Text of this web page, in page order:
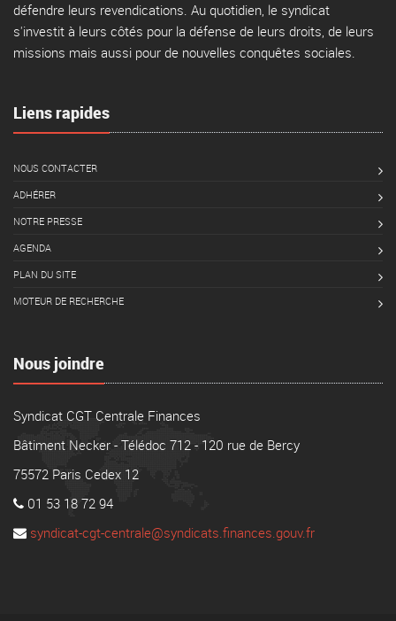
défendre leurs revendications. Au quotidien, le syndicat
s'investit à leurs côtés pour la défense de leurs droits, de leurs
missions mais aussi pour de nouvelles conquêtes sociales.
Liens rapides
NOUS CONTACTER
ADHÉRER
NOTRE PRESSE
AGENDA
PLAN DU SITE
MOTEUR DE RECHERCHE
Nous joindre
Syndicat CGT Centrale Finances
Bâtiment Necker - Télédoc 712 - 120 rue de Bercy
75572 Paris Cedex 12
01 53 18 72 94
syndicat-cgt-centrale@syndicats.finances.gouv.fr